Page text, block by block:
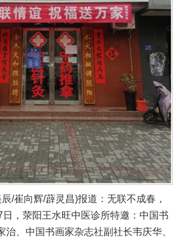
/崔向辉/薜灵昌)报道：无联不成春，
，荥阳王水旺中医诊所特邀：中国书
治、中国书画家杂志社副社长韦庆华、